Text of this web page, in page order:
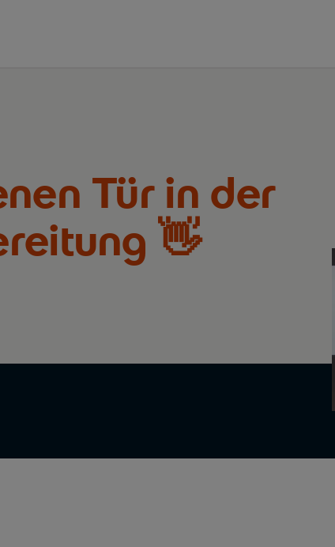
Tür in der
👋